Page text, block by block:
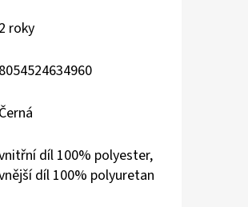
2 roky
8054524634960
Černá
díl 100% polyester,
díl 100% polyuretan